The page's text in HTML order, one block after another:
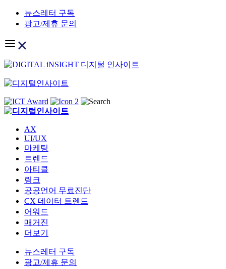
Skip
content
뉴스레터 구독
광고/제휴 문의
AX
UI/UX
마케팅
트렌드
아티클
링크
공공언어 무료진단
CX 데이터 트렌드
어워드
매거진
더보기
뉴스레터 구독
광고/제휴 문의